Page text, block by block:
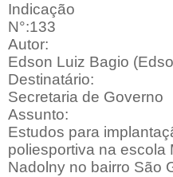
Indicação
N°:133
Autor:
Edson Luiz Bagio
Destinatário:
Secretaria de Governo
Assunto:
Estudos para
poliesportiva na escola
Nadolny no bairro São